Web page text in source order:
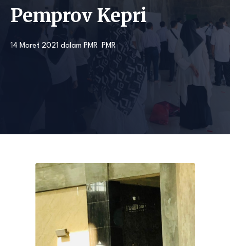
Pemprov Kepri
14 Maret 2021 dalam PMR PMR